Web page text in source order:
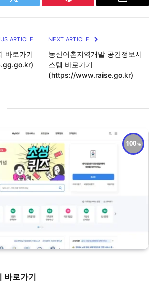
Twitter Pinterest Email
ARTICLE
바로가기
NEXT ARTICLE
농산어촌지역개발 공간정보시
스템 바로가기
(https://www.raise.go.kr)
100
바로가기